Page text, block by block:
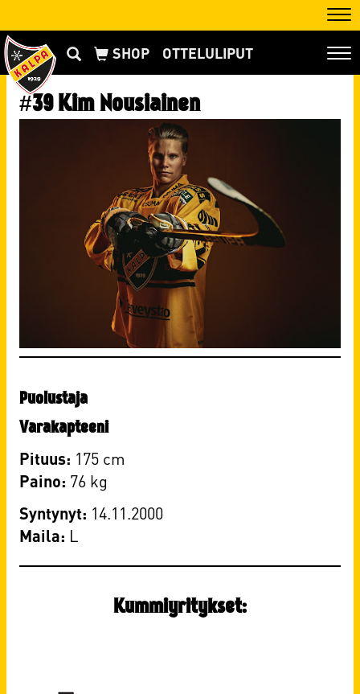
OTTELULIPUT
#39 Kim Nousiainen
Puolustaja
Varakapteeni
Pituus: 175 cm
Paino: ​76 kg
Syntynyt: 14.11.2000
Maila: ​L
Kummiyritykset: